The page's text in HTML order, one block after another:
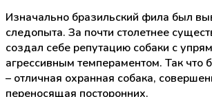
Изначально бразильский фила был
следопыта. За почти столетнее
создал себе репутацию собаки с
агрессивным темпераментом. Так что
– отличная охранная собака,
переносящая посторонних.